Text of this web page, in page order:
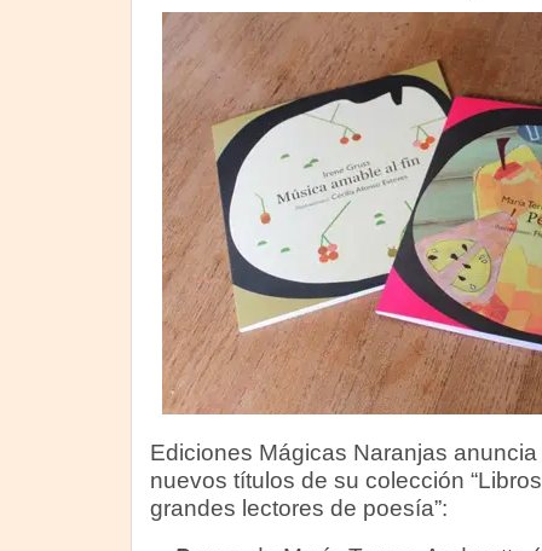
Ediciones Mágicas Naranjas
nuevos títulos de su colección
grandes lectores de poesía”: